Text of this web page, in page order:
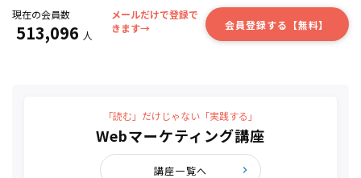
現在の会員数
513,096 人
メールだけで登録で
きます→
会員登録する【無料】
「読む」だけじゃない「実践する」
Webマーケティング講座
講座一覧へ